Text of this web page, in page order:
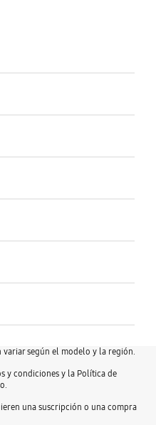
según el modelo y la región.
y condiciones y la Política de
una suscripción o una compra